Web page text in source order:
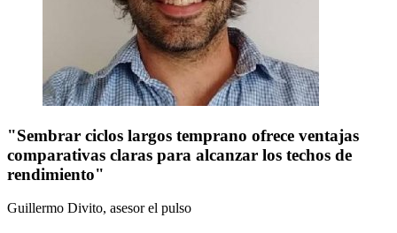
"Sembrar ciclos largos temprano ofrece ventajas
comparativas claras para alcanzar los techos de
rendimiento"
Guillermo Divito, asesor el pulso